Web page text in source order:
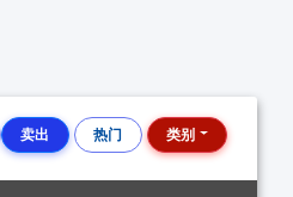
卖出 热门 类别